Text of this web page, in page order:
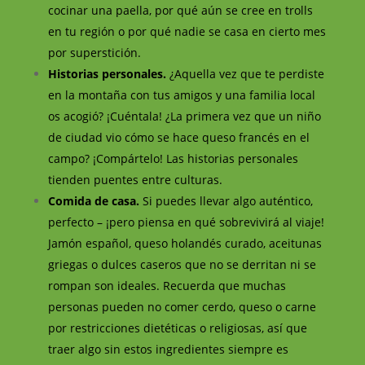
cocinar una paella, por qué aún se cree en trolls
en tu región o por qué nadie se casa en cierto mes
por superstición.
Historias personales. ¿Aquella vez que te perdiste
en la montaña con tus amigos y una familia local
os acogió? ¡Cuéntala! ¿La primera vez que un niño
de ciudad vio cómo se hace queso francés en el
campo? ¡Compártelo! Las historias personales
tienden puentes entre culturas.
Comida de casa. Si puedes llevar algo auténtico,
perfecto – ¡pero piensa en qué sobrevivirá al viaje!
Jamón español, queso holandés curado, aceitunas
griegas o dulces caseros que no se derritan ni se
rompan son ideales. Recuerda que muchas
personas pueden no comer cerdo, queso o carne
por restricciones dietéticas o religiosas, así que
traer algo sin estos ingredientes siempre es